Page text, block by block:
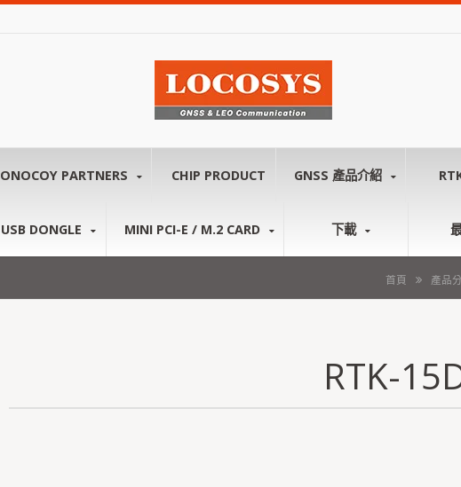
ONOCOY PARTNERS CHIP PRODUCT GNSS 產品介紹
USB DONGLE MINI PCI-E / M.2 CARD 下載
首頁 產品
RTK-